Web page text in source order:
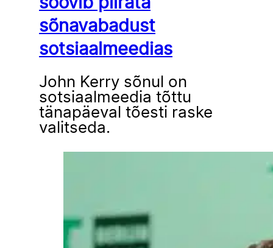
sõnavabadust
sotsiaalmeedias
John Kerry sõnul on
sotsiaalmeedia tõttu
tänapäeval tõesti raske
valitseda.